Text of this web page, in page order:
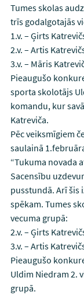
Tumes skolas
trīs godalgotajās
1.v. – Ģirts
2.v. – Artis
3.v. – Māris
Pieaugušo
sporta skolotājs
komandu, kur
Katreviča.
Pēc veiksmīgiem
saulainā
“Tukuma novada
Sacensību
pusstundā. Arī šis
spēkam. Tumes
vecuma grupā:
2.v. – Ģirts
3.v. – Artis
Pieaugušo
Uldim Niedram 2.
grupā.